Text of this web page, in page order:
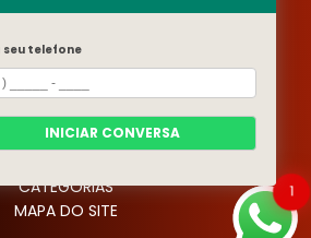
MENU
HOME
QUEM SOMOS
SERVIÇOS
BLOG
CATEGORIAS
MAPA DO SITE
1
seu telefone
INICIAR CONVERSA